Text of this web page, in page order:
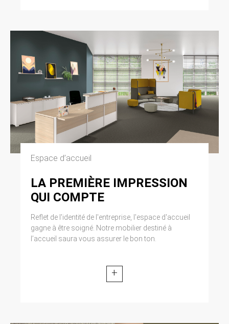
Espace d’accueil
LA PREMIÈRE IMPRESSION
QUI COMPTE
Reflet de l'identité de l'entreprise, l'espace d'accueil
gagne à être soigné. Notre mobilier destiné à
l’accueil saura vous assurer le bon ton.
+